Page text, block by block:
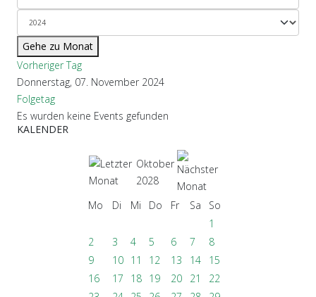
Gehe zu Monat
Vorheriger Tag
Donnerstag, 07. November 2024
Folgetag
Es wurden keine Events gefunden
KALENDER
Oktober
2028
Mo
Di Mi Do Fr Sa
So
1
2
3 4 5 6 7
8
9
10 11 12 13 14
15
16
17 18 19 20 21
22